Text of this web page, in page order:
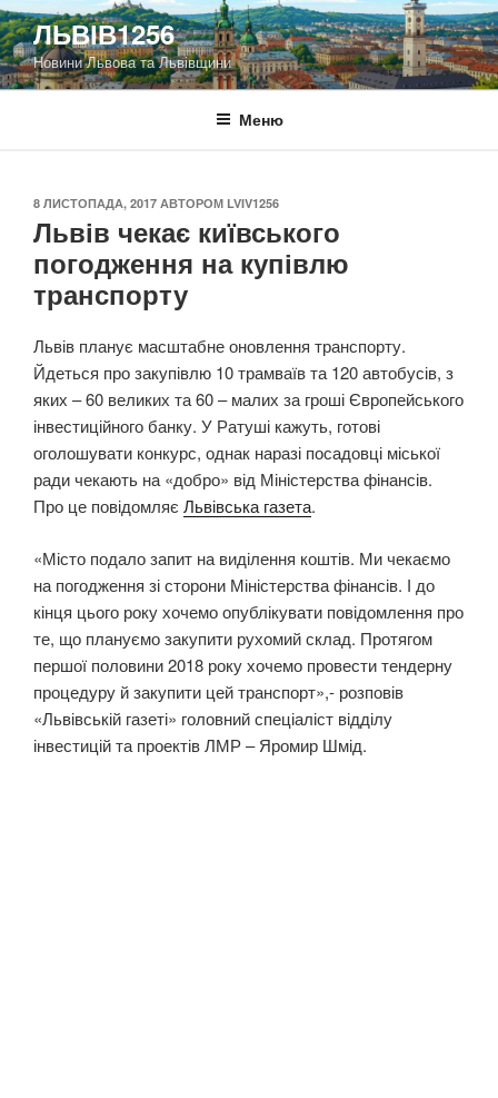
Перейти
до
вмісту
ЛЬВІВ1256
Новини Львова та Львівщини
Меню
ОПУБЛІКОВАНО
8 ЛИСТОПАДА, 2017 АВТОРОМ LVIV1256
Львів чекає київського
погодження на купівлю
транспорту
Львів планує масштабне оновлення транспорту.
Йдеться про закупівлю 10 трамваїв та 120 автобусів, з
яких – 60 великих та 60 – малих за гроші Європейського
інвестиційного банку. У Ратуші кажуть, готові
оголошувати конкурс, однак наразі посадовці міської
ради чекають на «добро» від Міністерства фінансів.
Про це повідомляє Львівська газета.
«Місто подало запит на виділення коштів. Ми чекаємо
на погодження зі сторони Міністерства фінансів. І до
кінця цього року хочемо опублікувати повідомлення про
те, що плануємо закупити рухомий склад. Протягом
першої половини 2018 року хочемо провести тендерну
процедуру й закупити цей транспорт»,- розповів
«Львівській газеті» головний спеціаліст відділу
інвестицій та проектів ЛМР – Яромир Шмід.